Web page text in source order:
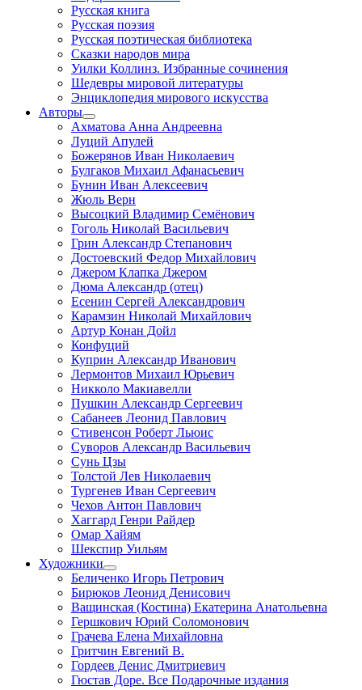
Русская книга
Русская поэзия
Русская поэтическая библиотека
Сказки народов мира
Уилки Коллинз. Избранные сочинения
Шедевры мировой литературы
Энциклопедия мирового искусства
Авторы
Ахматова Анна Андреевна
Луций Апулей
Божерянов Иван Николаевич
Булгаков Михаил Афанасьевич
Бунин Иван Алексеевич
Жюль Верн
Высоцкий Владимир Семёнович
Гоголь Николай Васильевич
Грин Александр Степанович
Достоевский Федор Михайлович
Джером Клапка Джером
Дюма Александр (отец)
Есенин Сергей Александрович
Карамзин Николай Михайлович
Артур Конан Дойл
Конфуций
Куприн Александр Иванович
Лермонтов Михаил Юрьевич
Никколо Макиавелли
Пушкин Александр Сергеевич
Сабанеев Леонид Павлович
Стивенсон Роберт Льюис
Суворов Александр Васильевич
Сунь Цзы
Толстой Лев Николаевич
Тургенев Иван Сергеевич
Чехов Антон Павлович
Хаггард Генри Райдер
Омар Хайям
Шекспир Уильям
Художники
Беличенко Игорь Петрович
Бирюков Леонид Денисович
Ващинская (Костина) Екатерина Анатольевна
Гершкович Юрий Соломонович
Грачева Елена Михайловна
Гритчин Евгений В.
Гордеев Денис Дмитриевич
Гюстав Доре. Все Подарочные издания